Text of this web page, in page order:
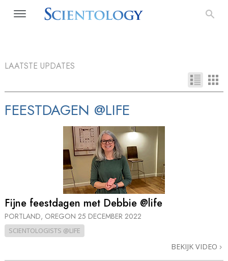
LAATSTE UPDATES
FEESTDAGEN @LIFE
Fijne feestdagen met Debbie @life
PORTLAND, OREGON 25 DECEMBER 2022
SCIENTOLOGISTS @LIFE
BEKIJK VIDEO